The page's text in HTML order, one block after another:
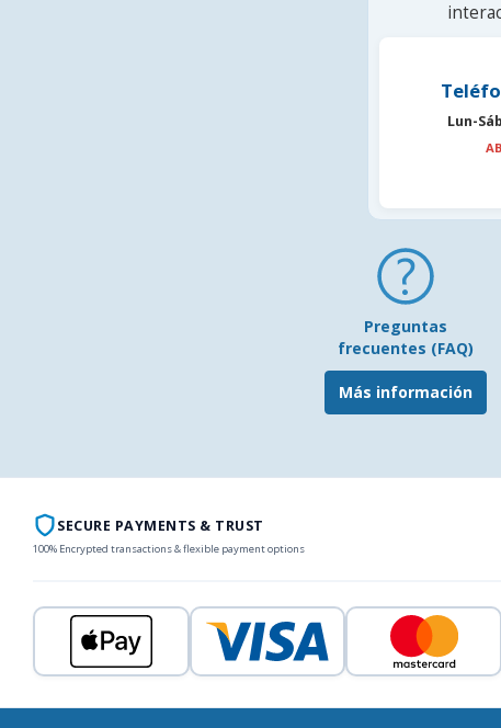
Lun-
Preguntas
frecuentes (FAQ)
Más información
SECURE PAYMENTS & TRUST
100% Encrypted transactions & flexible payment options